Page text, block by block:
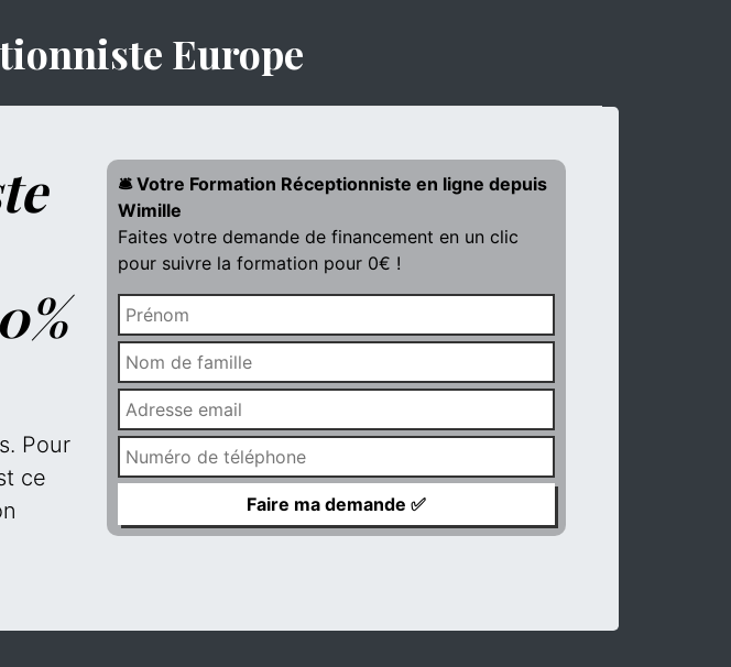
Europe
Pour
ce
🛎️ Votre Formation Réceptionniste en ligne depuis
Wimille
Faites votre demande de financement en un clic
pour suivre la formation pour 0€ !